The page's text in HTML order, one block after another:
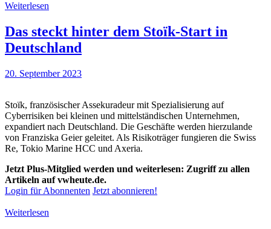
Weiterlesen
Das steckt hinter dem Stoïk-Start in
Deutschland
20. September 2023
Stoïk, französischer Assekuradeur mit Spezialisierung auf
Cyberrisiken bei kleinen und mittelständischen Unternehmen,
expandiert nach Deutschland. Die Geschäfte werden hierzulande
von Franziska Geier geleitet. Als Risikoträger fungieren die Swiss
Re, Tokio Marine HCC und Axeria.
Jetzt Plus-Mitglied werden und weiterlesen: Zugriff zu allen
Artikeln auf vwheute.de.
Login für Abonnenten Jetzt abonnieren!
Weiterlesen